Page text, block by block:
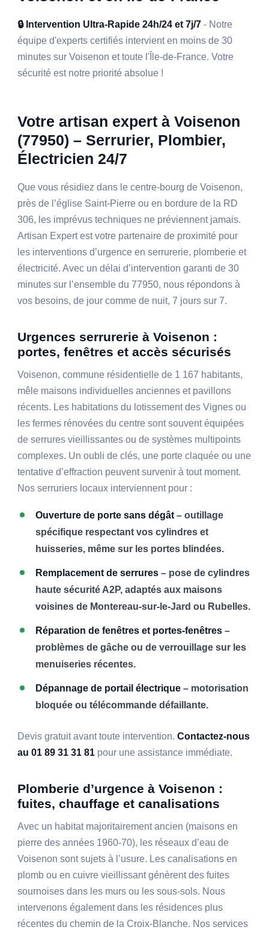
🔒 Intervention Ultra-Rapide 24h/24 et 7j/7 - Notre
équipe d'experts certifiés intervient en moins de 30
minutes sur Voisenon et toute l'Île-de-France. Votre
sécurité est notre priorité absolue !
Votre artisan expert à Voisenon
(77950) – Serrurier, Plombier,
Électricien 24/7
Que vous résidiez dans le centre-bourg de Voisenon,
près de l’église Saint-Pierre ou en bordure de la RD
306, les imprévus techniques ne préviennent jamais.
Artisan Expert est votre partenaire de proximité pour
les interventions d’urgence en serrurerie, plomberie et
électricité. Avec un délai d’intervention garanti de 30
minutes sur l’ensemble du 77950, nous répondons à
vos besoins, de jour comme de nuit, 7 jours sur 7.
Urgences serrurerie à Voisenon :
portes, fenêtres et accès sécurisés
Voisenon, commune résidentielle de 1 167 habitants,
mêle maisons individuelles anciennes et pavillons
récents. Les habitations du lotissement des Vignes ou
les fermes rénovées du centre sont souvent équipées
de serrures vieillissantes ou de systèmes multipoints
complexes. Un oubli de clés, une porte claquée ou une
tentative d’effraction peuvent survenir à tout moment.
Nos serruriers locaux interviennent pour :
Ouverture de porte sans dégât– outillage
spécifique respectant vos cylindres et
huisseries, même sur les portes blindées.
Remplacement de serrures – pose de cylindres
haute sécurité A2P, adaptés aux maisons
voisines de Montereau-sur-le-Jard ou Rubelles.
Réparation de fenêtres et portes-fenêtres –
problèmes de gâche ou de verrouillage sur les
menuiseries récentes.
Dépannage de portail électrique – motorisation
bloquée ou télécommande défaillante.
Devis gratuit avant toute intervention.Contactez-nous
au 01 89 31 31 81 pour une assistance immédiate.
Plomberie d’urgence à Voisenon :
fuites, chauffage et canalisations
Avec un habitat majoritairement ancien (maisons en
pierre des années 1960-70), les réseaux d’eau de
Voisenon sont sujets à l’usure. Les canalisations en
plomb ou en cuivre vieillissant génèrent des fuites
sournoises dans les murs ou les sous-sols. Nous
intervenons également dans les résidences plus
récentes du chemin de la Croix-Blanche. Nos services